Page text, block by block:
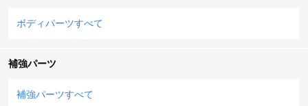
ボディパーツすべて
補強パーツ
補強パーツすべて